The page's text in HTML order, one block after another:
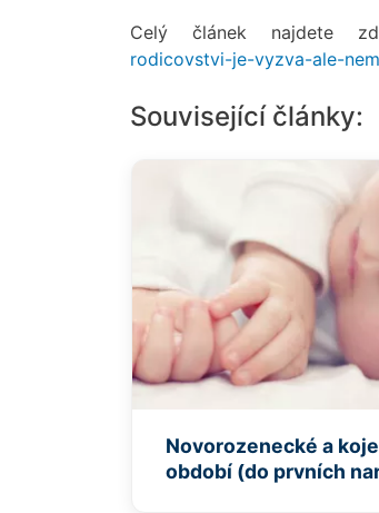
Celý článek najdete
rodicovstvi-je-vyzva-ale-
Související články:
Novorozenecké a
období (do prvních